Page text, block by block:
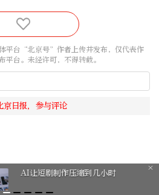
平台“北京号”作者上传并发布，仅代表作
平台。未经许可，不得转载。
作压缩到几小时